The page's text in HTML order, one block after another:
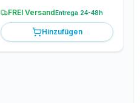
FREI VersandEntrega 24-48h
Hinzufügen